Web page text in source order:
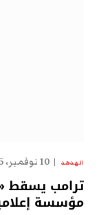
الهدهد 10 نوفمبر، 2025
ترامب يسقط
مؤسسة